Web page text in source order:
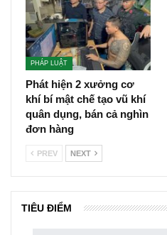
PHÁP LUẬT
Phát hiện 2 xưởng cơ
khí bí mật chế tạo vũ khí
quân dụng, bán cả nghìn
đơn hàng
PREV NEXT
TIÊU ĐIỂM